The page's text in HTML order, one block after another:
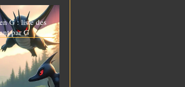
G : liste des
par G